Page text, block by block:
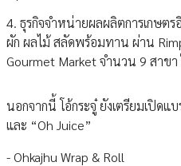
4. ธุรกิจจำหน่ายผลผลิตการเกษต
ผัก ผลไม้ สลัดพร้อมทาน ผ่าน
Gourmet Market จำนวน 9 สาข
นอกจากนี้ โอ้กระจู๋ ยังเตรียมเปิดแ
และ “Oh Juice”
- Ohkajhu Wrap & Roll